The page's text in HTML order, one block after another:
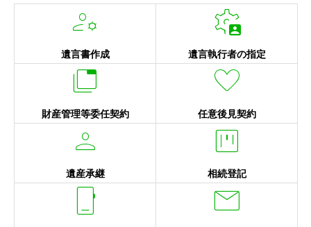

遺言書作成

遺言執行者の指定

財産管理等委任契約

任意後見契約

遺産承継

相続登記
 